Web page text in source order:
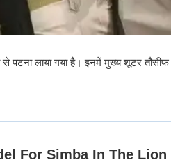
से पटना लाया गया है। इनमें मुख्य शूटर